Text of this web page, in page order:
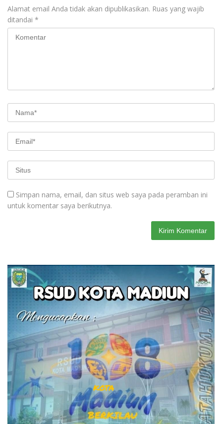
Alamat email Anda tidak akan dipublikasikan. Ruas yang wajib
ditandai *
Simpan nama, email, dan situs web saya pada peramban ini
untuk komentar saya berikutnya.